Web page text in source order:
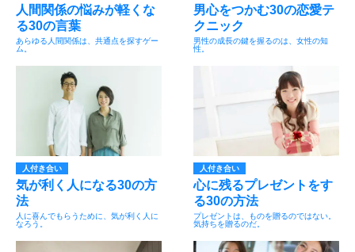
人間関係の悩みが軽くな
る30の言葉
あらゆる人間関係は、共通点を探すゲー
ム。
男心をつかむ30の恋愛テ
クニック
男性の成長の鍵を握るのは、女性の知
性。
人付き合い
気が利く人になる30の方
法
人に喜んでもらうために、気が利く人に
なろう。
人付き合い
心に残るプレゼントをす
る30の方法
プレゼントは、ものを贈るのではない。
気持ちを贈るのだ。